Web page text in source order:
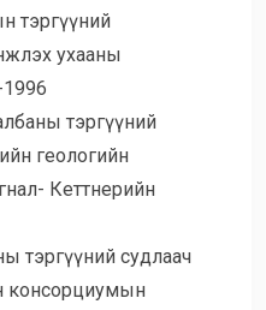
тэргүүний
ухааны
тэргүүний
геологийн
Кеттнерийн
тэргүүний судлаач
консорциумын